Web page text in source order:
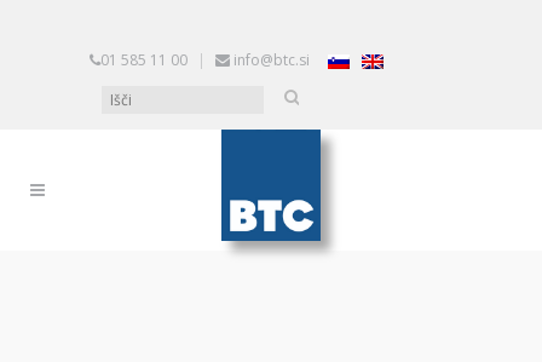
01 585 11 00 | info@btc.si